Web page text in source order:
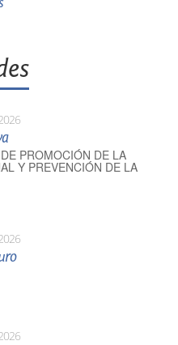
PROMOCIÓN DE LA
Y PREVENCIÓN DE LA